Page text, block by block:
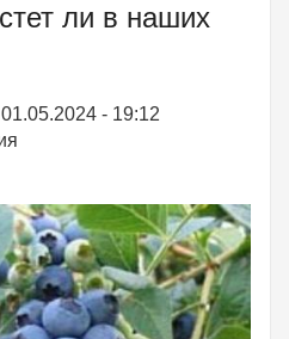
ли в наших
- 19:12